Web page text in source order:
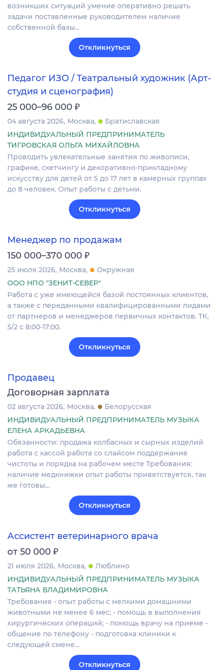
возникших ситуаций умение оперативно решать
задачи поставленные руководителем наличие
собственной базы…
Откликнуться
Педагог ИЗО / Театральный художник (Арт-
студия и сценография)
25 000–96 000 ₽
04 августа 2026 Москва
Братиславская
ИНДИВИДУАЛЬНЫЙ ПРЕДПРИНИМАТЕЛЬ
ТИГРОВСКАЯ ОЛЬГА МИХАЙЛОВНА
Проводить увлекательные занятия по живописи,
графике, скетчингу и декоративно-прикладному
искусству для детей от 5 до 17 лет в камерных группах
до 8 человек. Опыт работы с детьми.
Откликнуться
Менеджер по продажам
150 000–370 000 ₽
25 июля 2026 Москва
Окружная
ООО НПО "ЗЕНИТ-СЕВЕР"
Работа с уже имеющейся базой постоянных клиентов,
а также с переданными квалифицированными лидами
от партнеров и менеджеров первичных контактов. ТК,
5/2 с 8:00-17:00.
Откликнуться
Продавец
Договорная зарплата
02 августа 2026 Москва
Белорусская
ИНДИВИДУАЛЬНЫЙ ПРЕДПРИНИМАТЕЛЬ МУЗЫКА
ЕЛЕНА АРКАДЬЕВНА
Обязанности: продажа колбасных и сырных изделий
работа с кассой работа со слайсом поддержание
чистоты и порядка на рабочем месте Требования:
наличие медкнижки опыт работы приветствуется, так
же готовы…
Откликнуться
Ассистент ветеринарного врача
от 50 000 ₽
21 июля 2026 Москва
Люблино
ИНДИВИДУАЛЬНЫЙ ПРЕДПРИНИМАТЕЛЬ МУЗЫКА
ТАТЬЯНА ВЛАДИМИРОВНА
Требования - опыт работы с мелкими домашними
животными не менее 6 мес; - помощь в выполнения
хирургических операций; - помощь врачу на приеме -
общение по телефону - подготовка клиники к
следующей смене…
Откликнуться